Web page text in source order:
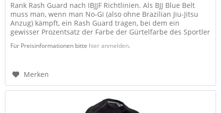
Rank Rash Guard nach IBJJF Richtlinien. Als BJJ Blue Belt
muss man, wenn man No-Gi (also ohne Brazilian Jiu-Jitsu
Anzug) kämpft, ein Rash Guard tragen, bei dem ein
gewisser Prozentsatz der Farbe der Gürtelfarbe des Sportler
Für Preisinformationen bitte hier anmelden.
Merken